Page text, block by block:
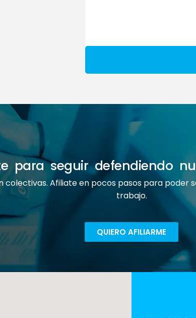
para seguir defendiendo
colectivas. Afiliate en pocos pasos para poder
trabajo.
QUIERO AFILIARME